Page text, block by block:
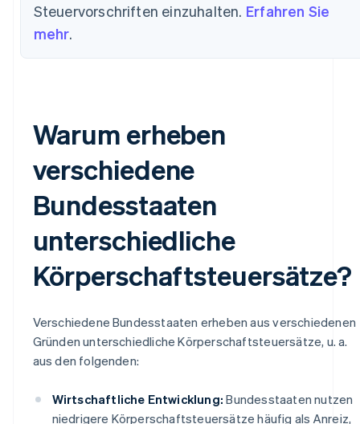
Steuervorschriften einzuhalten. Erfahren Sie
mehr.
Warum erheben
verschiedene
Bundesstaaten
unterschiedliche
Körperschaftsteuersätze?
Verschiedene Bundesstaaten erheben aus verschiedenen
Gründen unterschiedliche Körperschaftsteuersätze, u. a.
aus den folgenden:
Wirtschaftliche Entwicklung: Bundesstaaten nutzen
niedrigere Körperschaftsteuersätze häufig als Anreiz,